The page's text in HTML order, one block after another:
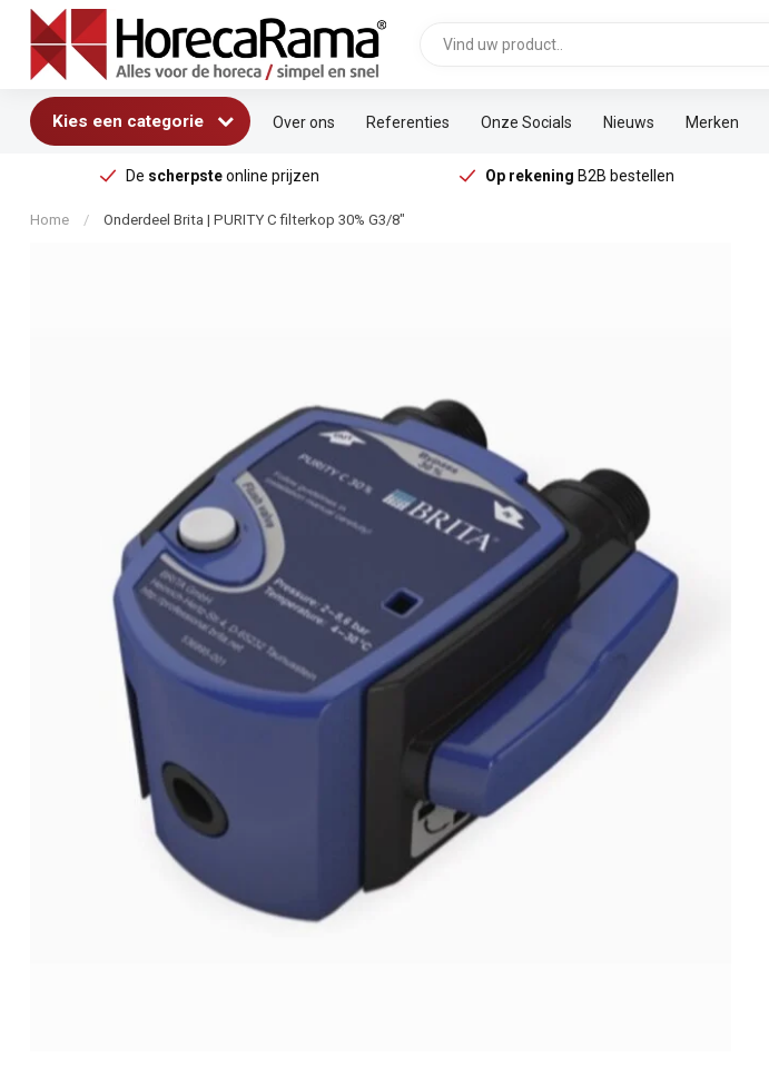
Kies een categorie Over ons Referenties Onze Socials Nieuws Merken
De scherpsteonline prijzen Op rekening B2B bestellen
Home / Onderdeel Brita | PURITY C filterkop 30% G3/8"